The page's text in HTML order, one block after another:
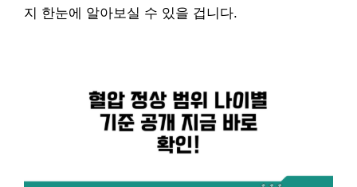
지 한눈에 알아보실 수 있을 겁니다.